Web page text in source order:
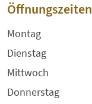
Öffnungszeiten
Montag
Dienstag
Mittwoch
Donnerstag